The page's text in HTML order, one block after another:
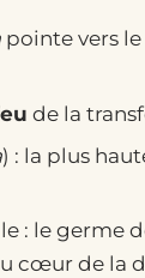
pointe vers le
de la
) : la plus
: le germe
cœur de la